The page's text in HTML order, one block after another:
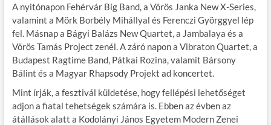
A nyitónapon Fehérvár Big Band, a Vörös Janka New X-Series,
valamint a Mörk Borbély Mihállyal és Ferenczi Györggyel lép
fel. Másnap a Bágyi Balázs New Quartet, a Jambalaya és a
Vörös Tamás Project zenél. A záró napon a Vibraton Quartet, a
Budapest Ragtime Band, Pátkai Rozina, valamit Bársony
Bálint és a Magyar Rhapsody Projekt ad koncertet.
Mint írják, a fesztivál küldetése, hogy fellépési lehetőséget
adjon a fiatal tehetségek számára is. Ebben az évben az
átállások alatt a Kodolányi János Egyetem Modern Zenei